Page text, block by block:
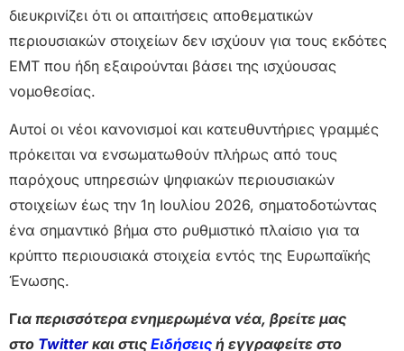
διευκρινίζει ότι οι απαιτήσεις αποθεματικών
περιουσιακών στοιχείων δεν ισχύουν για τους εκδότες
ΕΜΤ που ήδη εξαιρούνται βάσει της ισχύουσας
νομοθεσίας.
Αυτοί οι νέοι κανονισμοί και κατευθυντήριες γραμμές
πρόκειται να ενσωματωθούν πλήρως από τους
παρόχους υπηρεσιών ψηφιακών περιουσιακών
στοιχείων έως την 1η Ιουλίου 2026, σηματοδοτώντας
ένα σημαντικό βήμα στο ρυθμιστικό πλαίσιο για τα
κρύπτο περιουσιακά στοιχεία εντός της Ευρωπαϊκής
Ένωσης.
Για περισσότερα ενημερωμένα νέα, βρείτε μας
στο Twitter και στις Ειδήσεις ή εγγραφείτε στο